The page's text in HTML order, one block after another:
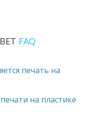
FAQ
печать на
на пластике